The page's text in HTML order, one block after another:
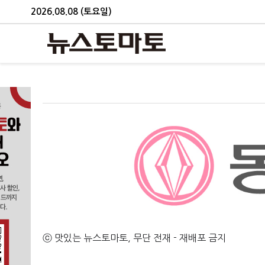
2026.08.08 (토요일)
ⓒ 맛있는 뉴스토마토, 무단 전재 - 재배포 금지